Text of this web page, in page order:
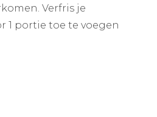
Verfris je
1 portie toe te voegen